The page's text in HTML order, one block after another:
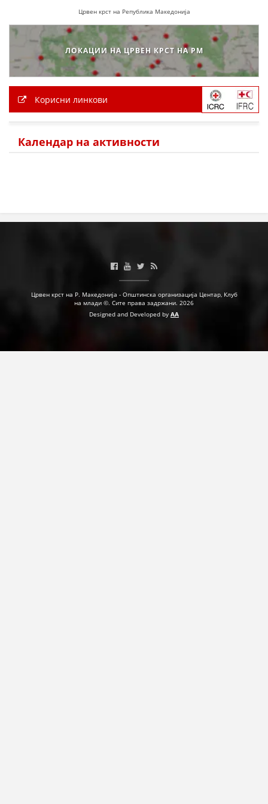
ДОГОВОРИ
ЗНАЧЕЊЕ НА СЛУЖБАТА ЗА БАРАЊЕ
ФОРМУЛАРИ ЗА БАРАЊА
ЗДРАВСТВЕНО ПРЕВЕНТИВНА ДЕЈНОСТ
ДЕЈСТВУВАЊЕ
Црвен крст на Република Македонија
ЛОКАЦИИ НА ЦРВЕН КРСТ НА РМ
Корисни линкови
Календар на активности
Црвен крст на Р. Македонија - Општинска организација Центар, Клуб
на млади ©. Сите права задржани. 2026
Designed and Developed by AA